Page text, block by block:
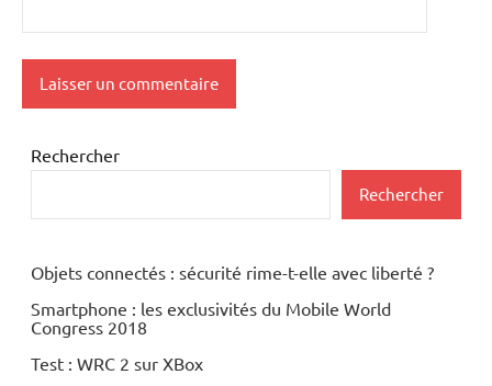
Rechercher
Rechercher
Objets connectés : sécurité rime-t-elle avec liberté ?
Smartphone : les exclusivités du Mobile World
Congress 2018
Test : WRC 2 sur XBox